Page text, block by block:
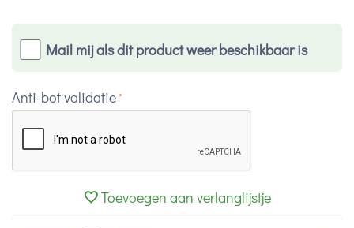
Mail mij als dit product weer beschikbaar is
Anti-bot validatie
Toevoegen aan verlanglijstje